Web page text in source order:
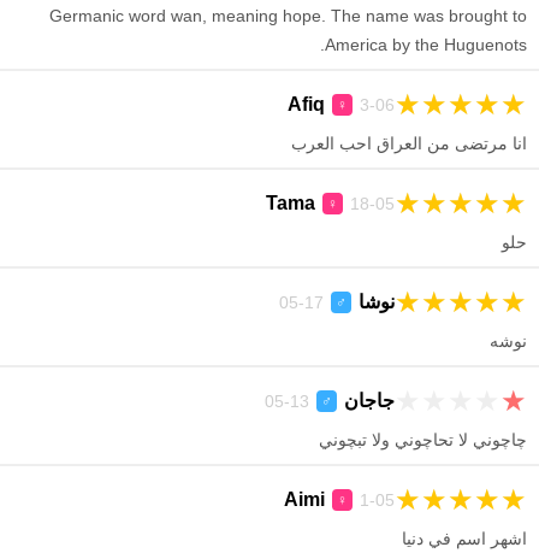
Germanic word wan, meaning hope. The name was brought to
America by the Huguenots.
Afiq ♀ 3-06 ★
★
★
★
★
انا مرتضى من العراق احب العرب
Tama ♀ 18-05 ★
★
★
★
★
حلو
نوشا ♂
17-05 ★
★
★
★
★
نوشه
جاجان ♂
13-05 ★
چاچوني لا تحاچوني ولا تبچوني
Aimi ♀ 1-05 ★
★
★
★
★
اشهر اسم في دنيا